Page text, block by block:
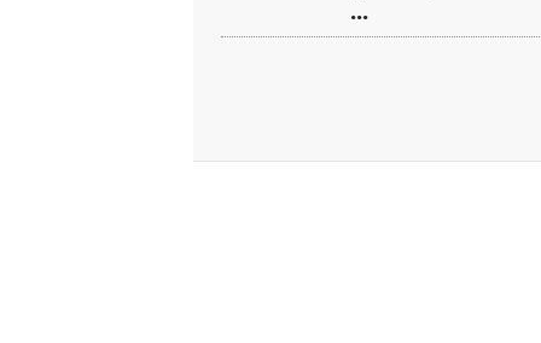
...